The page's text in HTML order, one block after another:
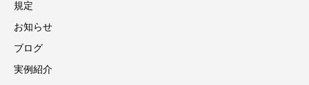
規定
お知らせ
ブログ
実例紹介